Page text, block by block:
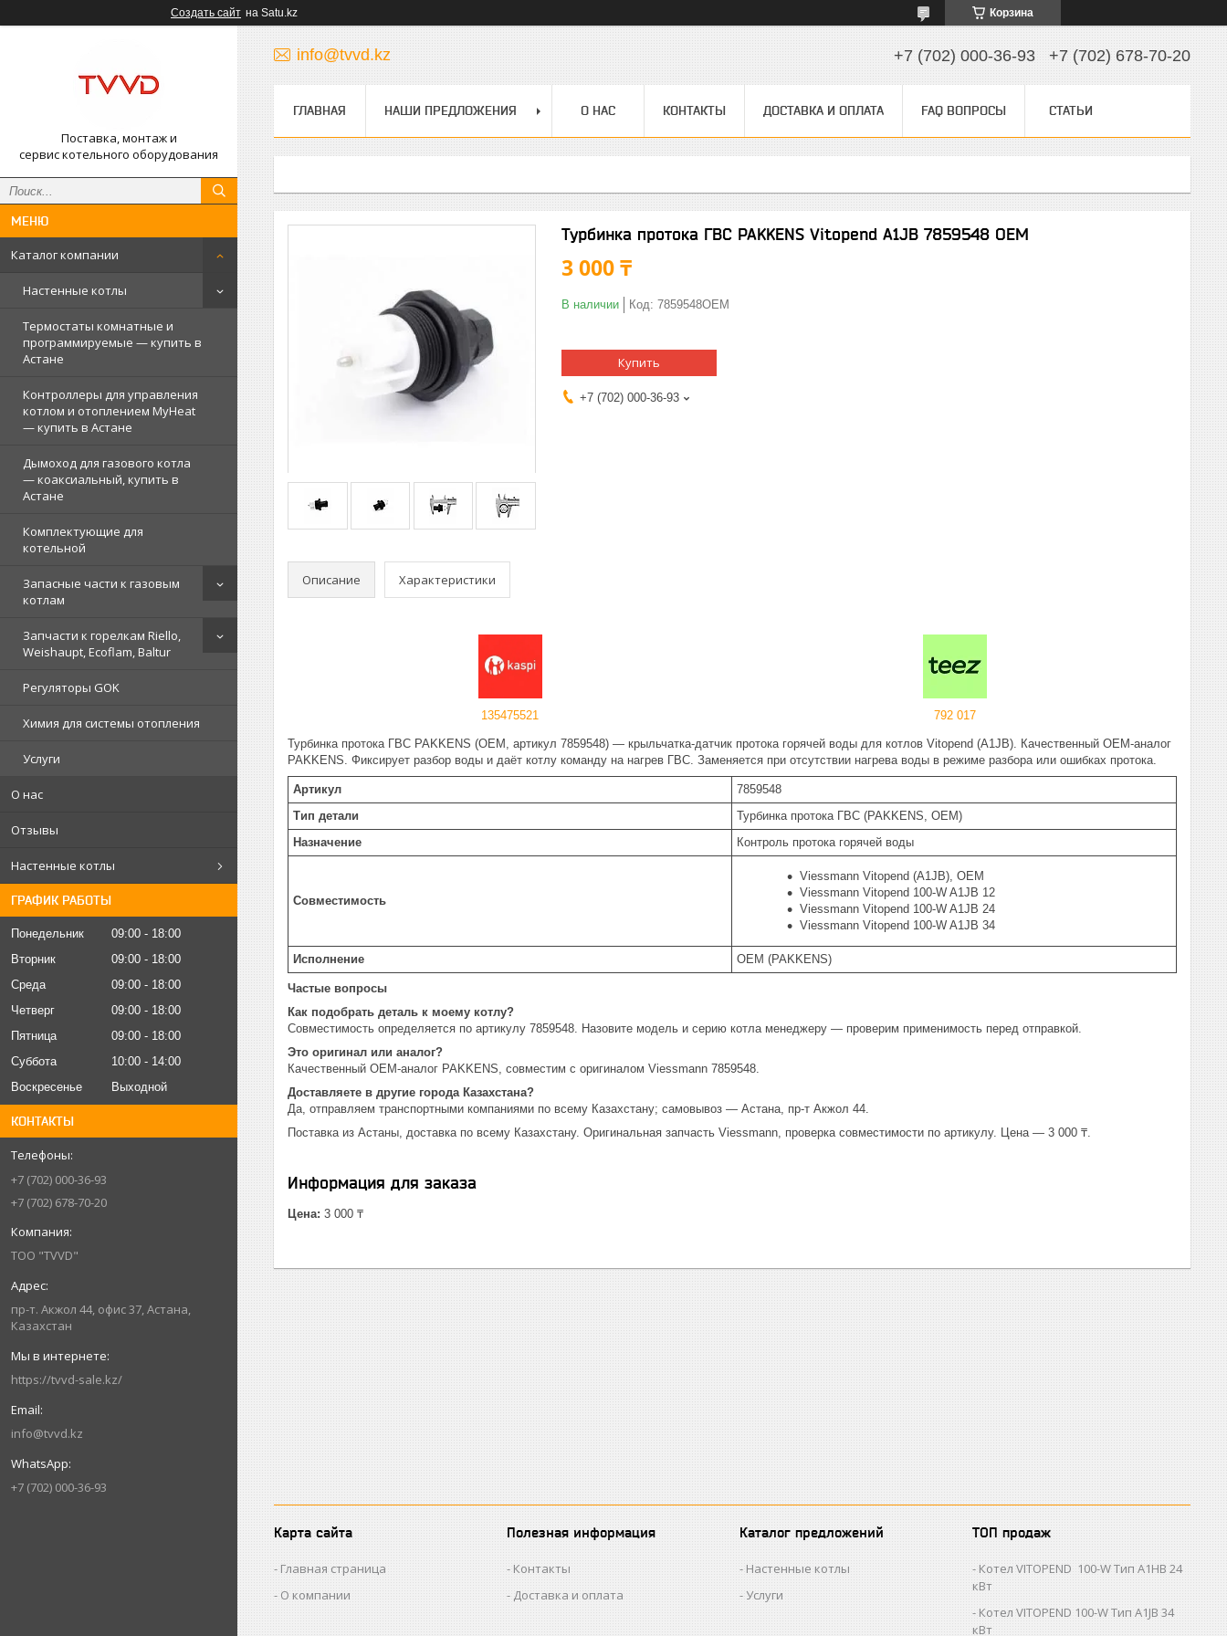
Создать сайт на Satu.kz Корзина
Поставка, монтаж и
сервис котельного оборудования
Каталог компании
Настенные котлы
Термостаты комнатные и
программируемые — купить в
Астане
Контроллеры для управления
котлом и отоплением MyHeat
— купить в Астане
Дымоход для газового котла
— коаксиальный, купить в
Астане
Комплектующие для
котельной
Запасные части к газовым
котлам
Запчасти к горелкам Riello,
Weishaupt, Ecoflam, Baltur
Регуляторы GOK
Химия для системы отопления
Услуги
О нас
Отзывы
Настенные котлы
ГРАФИК РАБОТЫ
Понедельник 09:00
18:00
Вторник
09:00
18:00
Среда
09:00
18:00
Четверг
09:00
18:00
Пятница
09:00
18:00
Суббота
10:00
14:00
Воскресенье
Выходной
КОНТАКТЫ
+7 (702) 000-36-93
+7 (702) 678-70-20
ТОО "TVVD"
пр-т. Акжол 44, офис 37, Астана,
Казахстан
https://tvvd-sale.kz/
info@tvvd.kz
+7 (702) 000-36-93
info@tvvd.kz +7 (702) 000-36-93 +7 (702) 678-70-20
ГЛАВНАЯ НАШИ ПРЕДЛОЖЕНИЯ О НАС КОНТАКТЫ ДОСТАВКА И ОПЛАТА FAQ ВОПРОСЫ СТАТЬИ
Турбинка протока ГВС PAKKENS Vitopend A1JB 7859548 OEM
3 000 ₸
В наличии Код: 7859548OEM
Купить
+7 (702) 000-36-93
Описание Характеристики
135475521 792 017
Турбинка протока ГВС PAKKENS (OEM, артикул 7859548) — крыльчатка-датчик протока горячей воды для котлов Vitopend (A1JB). Качественный OEM-аналог
PAKKENS. Фиксирует разбор воды и даёт котлу команду на нагрев ГВС. Заменяется при отсутствии нагрева воды в режиме разбора или ошибках протока.
Артикул
7859548
Тип детали
Турбинка протока ГВС (PAKKENS, OEM)
Назначение
Контроль протока горячей воды
Совместимость
Viessmann Vitopend (A1JB), OEM
Viessmann Vitopend 100-W A1JB 12
Viessmann Vitopend 100-W A1JB 24
Viessmann Vitopend 100-W A1JB 34
Исполнение OEM (PAKKENS)
Частые вопросы
Как подобрать деталь к моему котлу?
Совместимость определяется по артикулу 7859548. Назовите модель и серию котла менеджеру — проверим применимость перед отправкой.
Это оригинал или аналог?
Качественный OEM-аналог PAKKENS, совместим с оригиналом Viessmann 7859548.
Доставляете в другие города Казахстана?
Да, отправляем транспортными компаниями по всему Казахстану; самовывоз — Астана, пр-т Акжол 44.
Поставка из Астаны, доставка по всему Казахстану. Оригинальная запчасть Viessmann, проверка совместимости по артикулу. Цена — 3 000 ₸.
Информация для заказа
Цена: 3 000 ₸
Карта сайта
Главная страница
О компании
Полезная информация
Контакты
Доставка и оплата
Каталог предложений
Настенные котлы
Услуги
ТОП продаж
Котел VITOPEND 100-W Тип A1HB 24
кВт
Котел VITOPEND 100-W Тип A1JB 34
кВт